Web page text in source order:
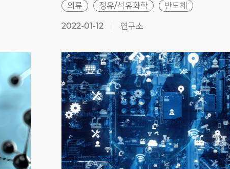
의류 정유/석유화학 반도체
2022-01-12 연구소